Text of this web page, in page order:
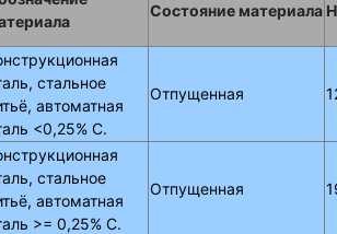
Состояние материала
стальное
автоматная
<0,25% C.
Отпущенная
стальное
автоматная
>= 0,25% C.
Отпущенная